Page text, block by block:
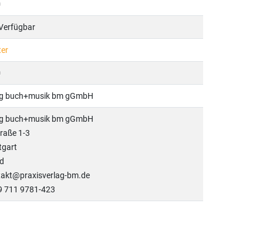
buch+musik bm gGmbH
buch+musik bm gGmbH
1-3
bm.de
711 9781-423